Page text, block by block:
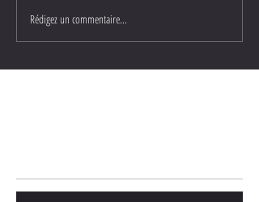
Rédigez un commentaire...